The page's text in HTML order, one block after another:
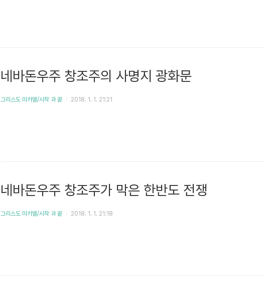
네바돈우주 창조주의 사명지 광화문
그리스도 미카엘/시작 과 끝 2018. 1. 1. 21:21
네바돈우주 창조주가 막은 한반도 전쟁
그리스도 미카엘/시작 과 끝 2018. 1. 1. 21:18